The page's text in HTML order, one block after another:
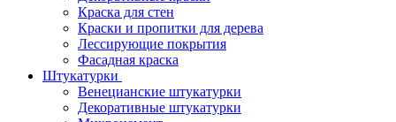
Краска для стен
Краски и пропитки для дерева
Лессирующие покрытия
Фасадная краска
Штукатурки
Венецианские штукатурки
Декоративные штукатурки